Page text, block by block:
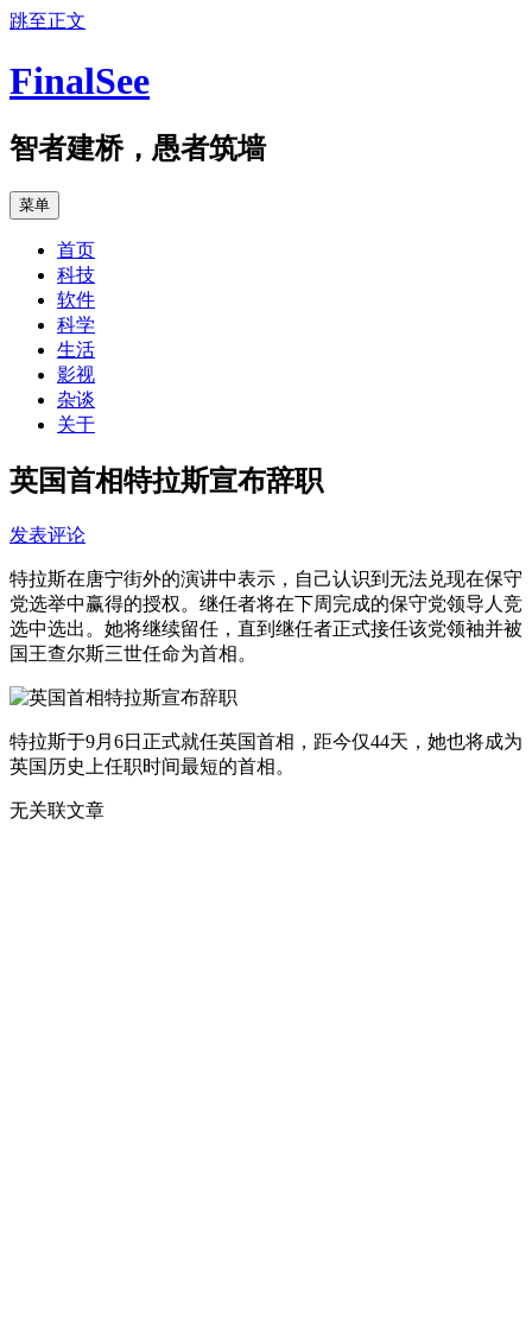
跳至正文
FinalSee
智者建桥，愚者筑墙
菜单
首页
科技
软件
科学
生活
影视
杂谈
关于
英国首相特拉斯宣布辞职
发表评论
特拉斯在唐宁街外的演讲中表示，自己认识到无法兑现在保守
党选举中赢得的授权。继任者将在下周完成的保守党领导人竞
选中选出。她将继续留任，直到继任者正式接任该党领袖并被
国王查尔斯三世任命为首相。
特拉斯于9月6日正式就任英国首相，距今仅44天，她也将成为
英国历史上任职时间最短的首相。
无关联文章